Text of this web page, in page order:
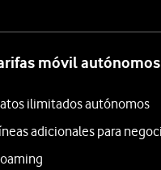
móvil autónomos
ilimitados autónomos
adicionales para